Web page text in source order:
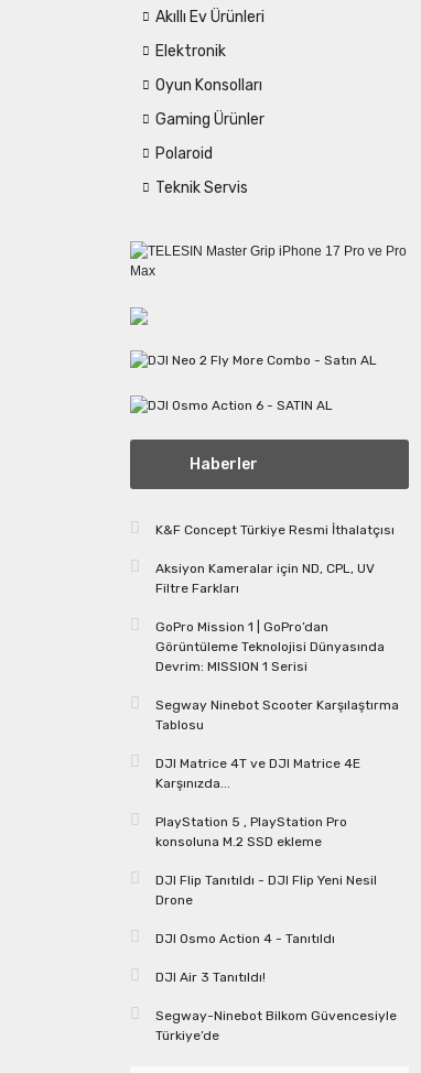
Akıllı Ev Ürünleri
Elektronik
Oyun Konsolları
Gaming Ürünler
Polaroid
Teknik Servis
Haberler
K&F Concept Türkiye Resmi İthalatçısı
Aksiyon Kameralar için ND, CPL, UV
Filtre Farkları
GoPro Mission 1 | GoPro’dan
Görüntüleme Teknolojisi Dünyasında
Devrim: MISSION 1 Serisi
Segway Ninebot Scooter Karşılaştırma
Tablosu
DJI Matrice 4T ve DJI Matrice 4E
Karşınızda...
PlayStation 5 , PlayStation Pro
konsoluna M.2 SSD ekleme
DJI Flip Tanıtıldı - DJI Flip Yeni Nesil
Drone
DJI Osmo Action 4 - Tanıtıldı
DJI Air 3 Tanıtıldı!
Segway-Ninebot Bilkom Güvencesiyle
Türkiye’de